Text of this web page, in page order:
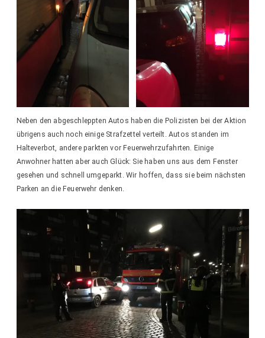
Neben den abgeschleppten Autos haben die Polizisten bei der Aktion
übrigens auch noch einige Strafzettel verteilt. Autos standen im
Halteverbot, andere parkten vor Feuerwehrzufahrten. Einige
Anwohner hatten aber auch Glück: Sie haben uns aus dem Fenster
gesehen und schnell umgeparkt. Wir hoffen, dass sie beim nächsten
Parken an die Feuerwehr denken.